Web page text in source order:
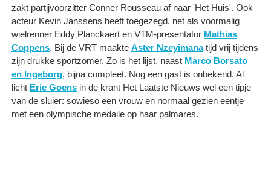
zakt partijvoorzitter Conner Rousseau af naar 'Het Huis'. Ook
acteur Kevin Janssens heeft toegezegd, net als voormalig
wielrenner Eddy Planckaert en VTM-presentator Mathias
Coppens. Bij de VRT maakte Aster Nzeyimanatijd vrij tijdens
zijn drukke sportzomer. Zo is het lijst, naast Marco Borsato
en Ingeborg, bijna compleet. Nog een gast is onbekend. Al
licht Eric Goens in de krant Het Laatste Nieuws wel een tipje
van de sluier: sowieso een vrouw en normaal gezien eentje
met een olympische medaile op haar palmares.